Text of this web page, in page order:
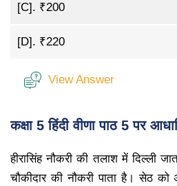
[C]. ₹200
[D]. ₹220
View Answer
कक्षा 5 हिंदी वीणा पाठ 5 पर
हीरासिंह नौकरी की तलाश में दिल्ली
चौकीदार की नौकरी पाता है। सेठ को